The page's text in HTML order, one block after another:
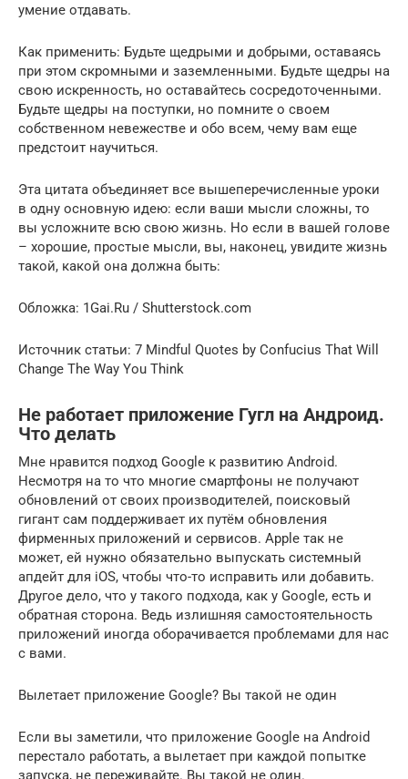
умение отдавать.
Как применить: Будьте щедрыми и добрыми, оставаясь
при этом скромными и заземленными. Будьте щедры на
свою искренность, но оставайтесь сосредоточенными.
Будьте щедры на поступки, но помните о своем
собственном невежестве и обо всем, чему вам еще
предстоит научиться.
Эта цитата объединяет все вышеперечисленные уроки
в одну основную идею: если ваши мысли сложны, то
вы усложните всю свою жизнь. Но если в вашей голове
– хорошие, простые мысли, вы, наконец, увидите жизнь
такой, какой она должна быть:
Обложка: 1Gai.Ru / Shutterstock.com
Источник статьи: 7 Mindful Quotes by Confucius That Will
Change The Way You Think
Не работает приложение Гугл на Андроид.
Что делать
Мне нравится подход Google к развитию Android.
Несмотря на то что многие смартфоны не получают
обновлений от своих производителей, поисковый
гигант сам поддерживает их путём обновления
фирменных приложений и сервисов. Apple так не
может, ей нужно обязательно выпускать системный
апдейт для iOS, чтобы что-то исправить или добавить.
Другое дело, что у такого подхода, как у Google, есть и
обратная сторона. Ведь излишняя самостоятельность
приложений иногда оборачивается проблемами для нас
с вами.
Вылетает приложение Google? Вы такой не один
Если вы заметили, что приложение Google на Android
перестало работать, а вылетает при каждой попытке
запуска, не переживайте. Вы такой не один.